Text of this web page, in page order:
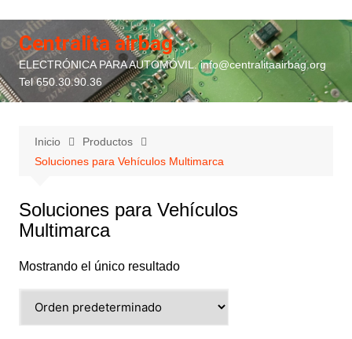
contenido
Centralita airbag
ELECTRÓNICA PARA AUTOMÓVIL. info@centralitaairbag.org
Tel 650.30.90.36
Inicio
Productos
Soluciones para Vehículos Multimarca
Soluciones para Vehículos
Multimarca
Mostrando el único resultado